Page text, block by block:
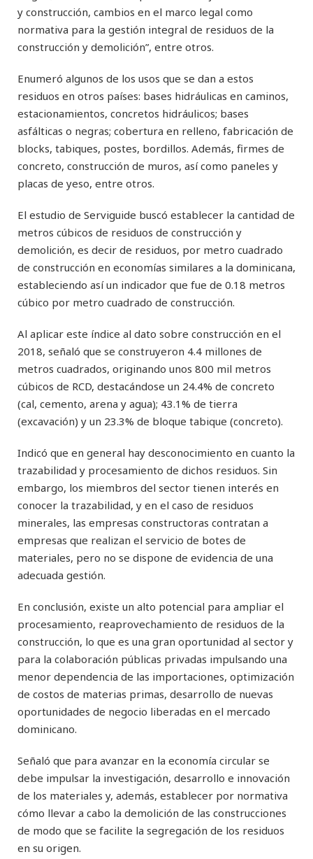
y construcción, cambios en el marco legal como
normativa para la gestión integral de residuos de la
construcción y demolición”, entre otros.
Enumeró algunos de los usos que se dan a estos
residuos en otros países: bases hidráulicas en caminos,
estacionamientos, concretos hidráulicos; bases
asfálticas o negras; cobertura en relleno, fabricación de
blocks, tabiques, postes, bordillos. Además, firmes de
concreto, construcción de muros, así como paneles y
placas de yeso, entre otros.
El estudio de Serviguide buscó establecer la cantidad de
metros cúbicos de residuos de construcción y
demolición, es decir de residuos, por metro cuadrado
de construcción en economías similares a la dominicana,
estableciendo así un indicador que fue de 0.18 metros
cúbico por metro cuadrado de construcción.
Al aplicar este índice al dato sobre construcción en el
2018, señaló que se construyeron 4.4 millones de
metros cuadrados, originando unos 800 mil metros
cúbicos de RCD, destacándose un 24.4% de concreto
(cal, cemento, arena y agua); 43.1% de tierra
(excavación) y un 23.3% de bloque tabique (concreto).
Indicó que en general hay desconocimiento en cuanto la
trazabilidad y procesamiento de dichos residuos. Sin
embargo, los miembros del sector tienen interés en
conocer la trazabilidad, y en el caso de residuos
minerales, las empresas constructoras contratan a
empresas que realizan el servicio de botes de
materiales, pero no se dispone de evidencia de una
adecuada gestión.
En conclusión, existe un alto potencial para ampliar el
procesamiento, reaprovechamiento de residuos de la
construcción, lo que es una gran oportunidad al sector y
para la colaboración públicas privadas impulsando una
menor dependencia de las importaciones, optimización
de costos de materias primas, desarrollo de nuevas
oportunidades de negocio liberadas en el mercado
dominicano.
Señaló que para avanzar en la economía circular se
debe impulsar la investigación, desarrollo e innovación
de los materiales y, además, establecer por normativa
cómo llevar a cabo la demolición de las construcciones
de modo que se facilite la segregación de los residuos
en su origen.